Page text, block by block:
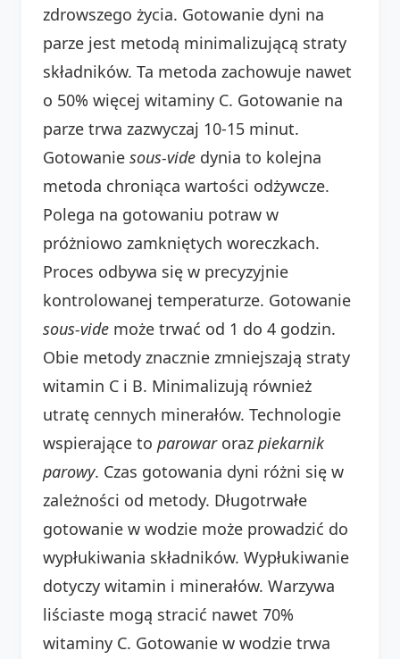
zdrowszego życia. Gotowanie dyni na
parze jest metodą minimalizującą straty
składników. Ta metoda zachowuje nawet
o 50% więcej witaminy C. Gotowanie na
parze trwa zazwyczaj 10-15 minut.
Gotowanie sous-vide dynia to kolejna
metoda chroniąca wartości odżywcze.
Polega na gotowaniu potraw w
próżniowo zamkniętych woreczkach.
Proces odbywa się w precyzyjnie
kontrolowanej temperaturze. Gotowanie
sous-vide może trwać od 1 do 4 godzin.
Obie metody znacznie zmniejszają straty
witamin C i B. Minimalizują również
utratę cennych minerałów. Technologie
wspierające to parowaroraz piekarnik
parowy. Czas gotowania dyni różni się w
zależności od metody. Długotrwałe
gotowanie w wodzie może prowadzić do
wypłukiwania składników. Wypłukiwanie
dotyczy witamin i minerałów. Warzywa
liściaste mogą stracić nawet 70%
witaminy C. Gotowanie w wodzie trwa